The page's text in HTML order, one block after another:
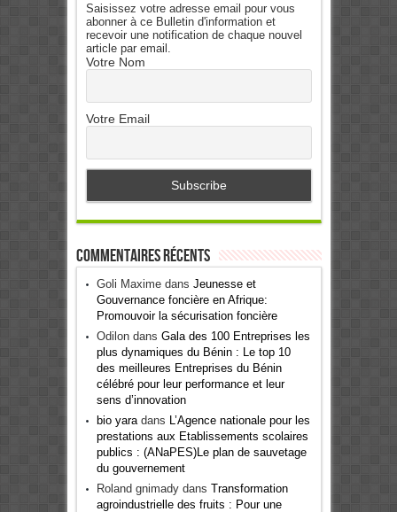
Saisissez votre adresse email pour vous
abonner à ce Bulletin d'information et
recevoir une notification de chaque nouvel
article par email.
Votre Nom
Votre Email
Commentaires récents
Goli Maximedans Jeunesse et
Gouvernance foncière en Afrique:
Promouvoir la sécurisation foncière
Odilondans Gala des 100 Entreprises les
plus dynamiques du Bénin : Le top 10
des meilleures Entreprises du Bénin
célébré pour leur performance et leur
sens d’innovation
bio yaradans
L’Agence nationale pour les
prestations aux Etablissements scolaires
publics : (ANaPES)Le plan de sauvetage
du gouvernement
Roland gnimadydans Transformation
agroindustrielle des fruits : Pour une